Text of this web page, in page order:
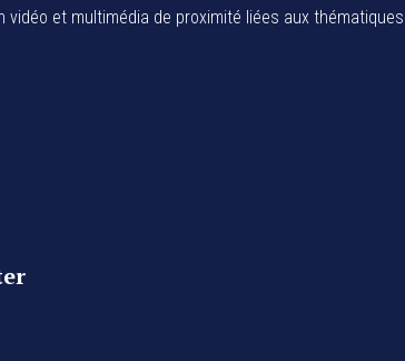
et multimédia de proximité liées aux